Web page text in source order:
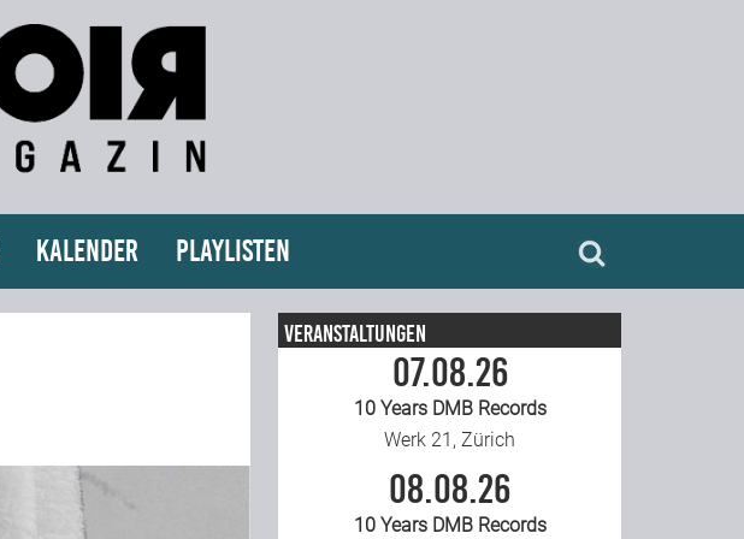
Kalender Playlisten
Veranstaltungen
07.08.26
10 Years DMB Records
Werk 21, Zürich
08.08.26
10 Years DMB Records